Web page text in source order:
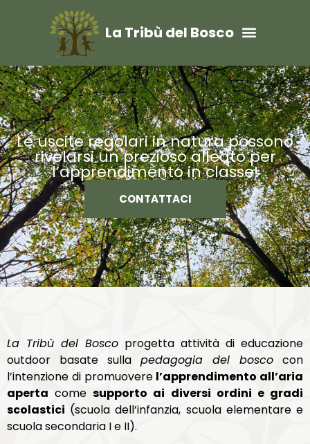
La Tribù del Bosco
Le uscite regolari in natura possono
rivelarsi un prezioso alleato per
l’apprendimento in classe!
CONTATTACI
La Tribù del Bosco progetta attività di educazione
outdoor basate sulla pedagogia del bosco con
l’intenzione di promuovere l’apprendimento all’aria
aperta comesupporto ai diversi ordini e gradi
scolastici (scuola dell’infanzia, scuola elementare e
scuola secondaria I e II).